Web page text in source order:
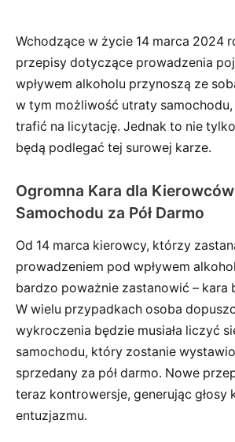
Wchodzące w życie 14 marca 2024
przepisy dotyczące prowadzenia
wpływem alkoholu przynoszą ze
w tym możliwość utraty
trafić na licytację. Jednak to nie
będą podlegać tej surowej karze.
Ogromna Kara dla
Samochodu za Pół Darmo
Od 14 marca kierowcy, którzy
prowadzeniem pod wpływem
bardzo poważnie zastanowić – kara
W wielu przypadkach osoba
wykroczenia będzie musiała liczyć
samochodu, który zostanie
sprzedany za pół darmo. Nowe
teraz kontrowersje, generując głosy
entuzjazmu.